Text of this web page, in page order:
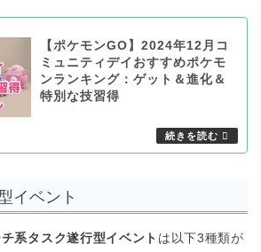
【ポケモンGO】2024年12月コ
ミュニティデイおすすめポケモ
ンランキング：ゲット＆進化＆
特別な技習得
イベント
チ系タスク遂行型イベント は以下3種類が